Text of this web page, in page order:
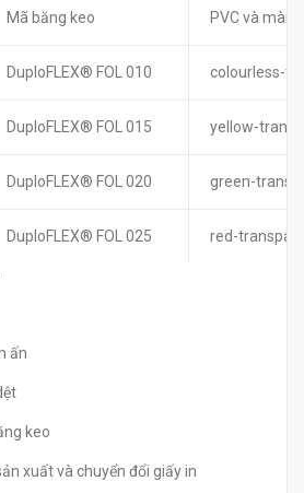
Mã băng keo PVC và
DuploFLEX® FOL 010 colourless-
DuploFLEX® FOL 015 yellow-
DuploFLEX® FOL 020 green-
DuploFLEX® FOL 025 red-
ấn
keo
xuất và chuyển đổi giấy in